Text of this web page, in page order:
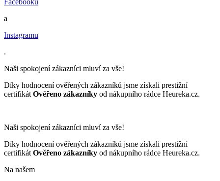
Facebooku
a
Instagramu
.
Naši spokojení zákazníci mluví za vše!
Díky hodnocení ověřených zákazníků jsme získali prestižní
certifikát Ověřeno zákazníky od nákupního rádce Heureka.cz.
Naši spokojení zákazníci mluví za vše!
Díky hodnocení ověřených zákazníků jsme získali prestižní
certifikát Ověřeno zákazníky od nákupního rádce Heureka.cz.
Na našem